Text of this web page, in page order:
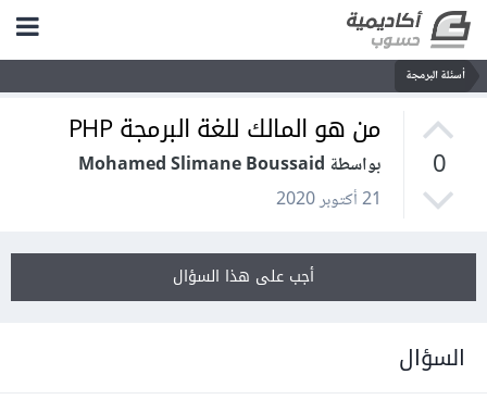
أسئلة البرمجة
0
من هو المالك للغة البرمجة PHP
بواسطة Mohamed Slimane Boussaid
21 أكتوبر 2020
أجب على هذا السؤال
السؤال